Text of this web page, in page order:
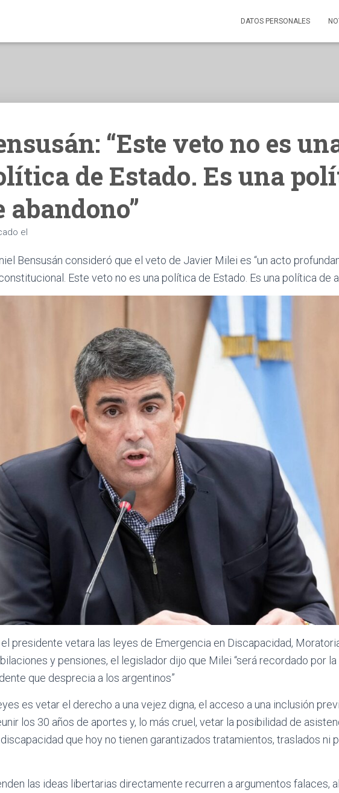
DATOS PERSONALES
“Este veto no es
de Estado. Es una
abandono”
el
Bensusán consideró que el veto de Javier Milei es “un acto
Este veto no es una política de Estado. Es una política de
presidente vetara las leyes de Emergencia en Discapacidad,
y pensiones, el legislador dijo que Milei “será recordado por
que desprecia a los argentinos”
es vetar el derecho a una vejez digna, el acceso a una inclusión
los 30 años de aportes y, lo más cruel, vetar la posibilidad de
que hoy no tienen garantizados tratamientos, traslados ni
las ideas libertarias directamente recurren a argumentos falaces,